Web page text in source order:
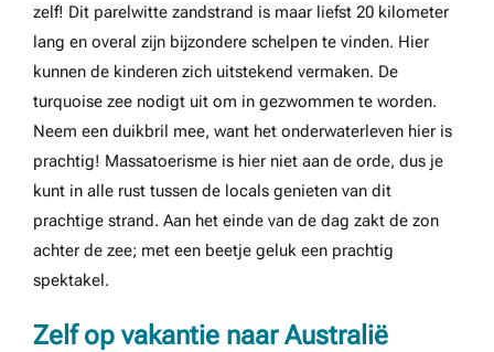
zelf! Dit parelwitte zandstrand is maar liefst 20 kilometer
lang en overal zijn bijzondere schelpen te vinden. Hier
kunnen de kinderen zich uitstekend vermaken. De
turquoise zee nodigt uit om in gezwommen te worden.
Neem een duikbril mee, want het onderwaterleven hier is
prachtig! Massatoerisme is hier niet aan de orde, dus je
kunt in alle rust tussen de locals genieten van dit
prachtige strand. Aan het einde van de dag zakt de zon
achter de zee; met een beetje geluk een prachtig
spektakel.
Zelf op vakantie naar Australië